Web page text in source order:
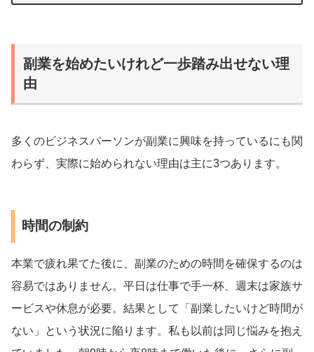
副業を始めたいけれど一歩踏み出せない理
由
多くのビジネスパーソンが副業に興味を持っているにも関
わらず、実際に始められない理由は主に3つあります。
時間の制約
本業で疲れ果てた後に、副業のための時間を確保するのは
容易ではありません。平日は仕事で手一杯、週末は家族サ
ービスや休息が必要。結果として「副業したいけど時間が
ない」という状況に陥ります。私も以前は同じ悩みを抱え